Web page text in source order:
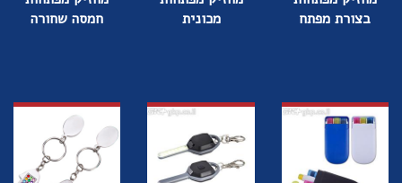
בצורת מפתח
מכונית
חמסה שחורה